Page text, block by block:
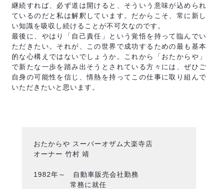
継続すれば、必ず道は開けると、そういう意味が込められ
ているのだと私は解釈しています。だからこそ、常に新し
い知識を吸収し続けることが不可欠なのです。
最後に、やはり「自己責任」という覚悟を持って臨んでい
ただきたい。それが、この世界で成功するための最も基本
的な心構えではないでしょうか。これから「おたからや」
で新たな一歩を踏み出そうとされている方々には、ぜひご
自身の可能性を信じ、情熱を持ってこの仕事に取り組んで
いただきたいと思います。
おたからや スーパーオザム大楽寺店
オーナー 竹村 靖
1982年～ 自動車販売会社勤務
常務に就任